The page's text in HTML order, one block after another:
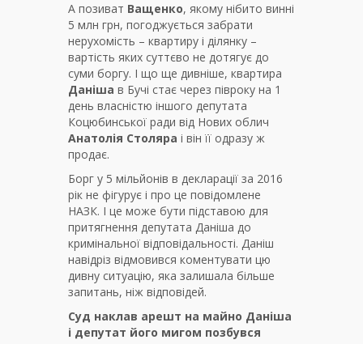
А позиват Ващенко, якому нібито винні
5 млн грн, погоджується забрати
нерухомість – квартиру і ділянку –
вартість яких суттєво не дотягує до
суми боргу. І що ще дивніше, квартира
Даніша в Бучі стає через півроку на 1
день власністю іншого депутата
Коцюбинської ради від Нових облич
Анатолія Столяра і він її одразу ж
продає.
Борг у 5 мільйонів в декларації за 2016
рік не фігурує і про це повідомлене
НАЗК. І це може бути підставою для
притягнення депутата Даніша до
кримінальної відповідальності. Даніш
навідріз відмовився коментувати цю
дивну ситуацію, яка залишала більше
запитань, ніж відповідей.
Суд наклав арешт на майно Даніша
і депутат його мигом позбувся